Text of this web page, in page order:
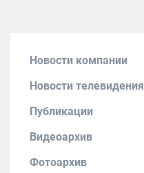
Новости компании
Новости телевидения
Публикации
Видеоархив
Фотоархив